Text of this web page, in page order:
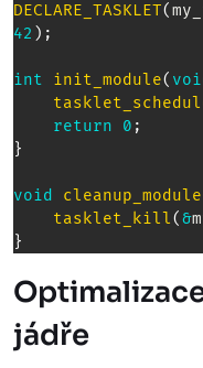
DECLARE_TASKLET(
42 ) ;
int init_module(
return
0 ;
}
void cleanup_module
tasklet_kill(&
}
jádře